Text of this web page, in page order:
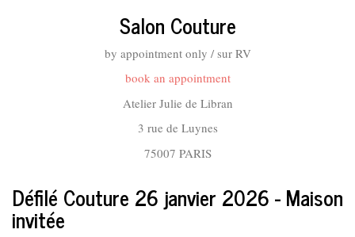
Salon Couture
by appointment only / sur RV
book an appointment
Atelier Julie de Libran
3 rue de Luynes
75007 PARIS
Défilé Couture 26 janvier 2026 - Maison
invitée